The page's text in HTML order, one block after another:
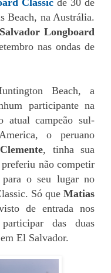
Classic de 30 de
Beach, na Austrália.
Longboard
nas ondas de
Beach, a
participante na
atual campeão sul-
o peruano
, tinha sua
não competir
o seu lugar no
Só que Matias
de entrada nos
das duas
El Salvador.